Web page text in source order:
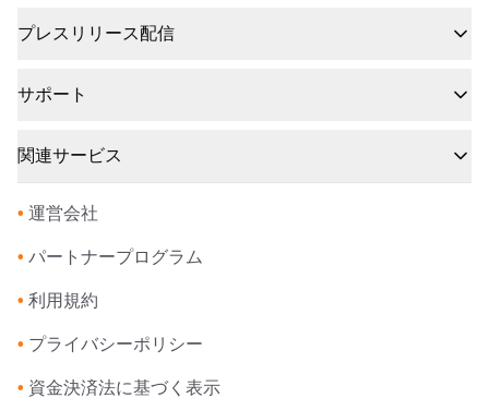
プレスリリース配信
サポート
関連サービス
• 運営会社
• パートナープログラム
• 利用規約
• プライバシーポリシー
• 資金決済法に基づく表示